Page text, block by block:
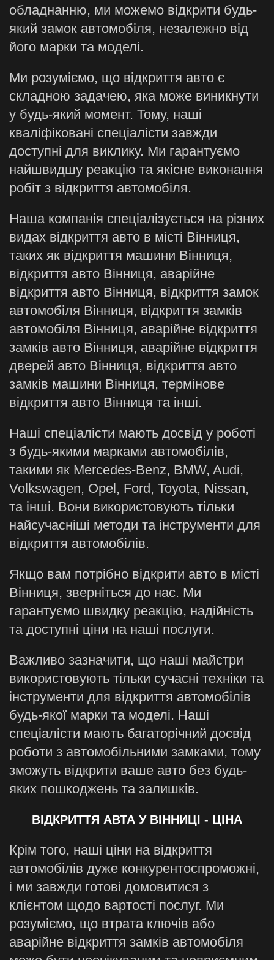
обладнанню, ми можемо відкрити будь-
який замок автомобіля, незалежно від
його марки та моделі.
Ми розуміємо, що відкриття авто є
складною задачею, яка може виникнути
у будь-який момент. Тому, наші
кваліфіковані спеціалісти завжди
доступні для виклику. Ми гарантуємо
найшвидшу реакцію та якісне виконання
робіт з відкриття автомобіля.
Наша компанія спеціалізується на різних
видах відкриття авто в місті Вінниця,
таких як відкриття машини Вінниця,
відкриття авто Вінниця, аварійне
відкриття авто Вінниця, відкриття замок
автомобіля Вінниця, відкриття замків
автомобіля Вінниця, аварійне відкриття
замків авто Вінниця, аварійне відкриття
дверей авто Вінниця, відкриття авто
замків машини Вінниця, термінове
відкриття авто Вінниця та інші.
Наші спеціалісти мають досвід у роботі
з будь-якими марками автомобілів,
такими як Mercedes-Benz, BMW, Audi,
Volkswagen, Opel, Ford, Toyota, Nissan,
та інші. Вони використовують тільки
найсучасніші методи та інструменти для
відкриття автомобілів.
Якщо вам потрібно відкрити авто в місті
Вінниця, зверніться до нас. Ми
гарантуємо швидку реакцію, надійність
та доступні ціни на наші послуги.
Важливо зазначити, що наші майстри
використовують тільки сучасні техніки та
інструменти для відкриття автомобілів
будь-якої марки та моделі. Наші
спеціалісти мають багаторічний досвід
роботи з автомобільними замками, тому
зможуть відкрити ваше авто без будь-
яких пошкоджень та залишків.
ВІДКРИТТЯ АВТА У ВІННИЦІ - ЦІНА
Крім того, наші ціни на відкриття
автомобілів дуже конкурентоспроможні,
і ми завжди готові домовитися з
клієнтом щодо вартості послуг. Ми
розуміємо, що втрата ключів або
аварійне відкриття замків автомобіля